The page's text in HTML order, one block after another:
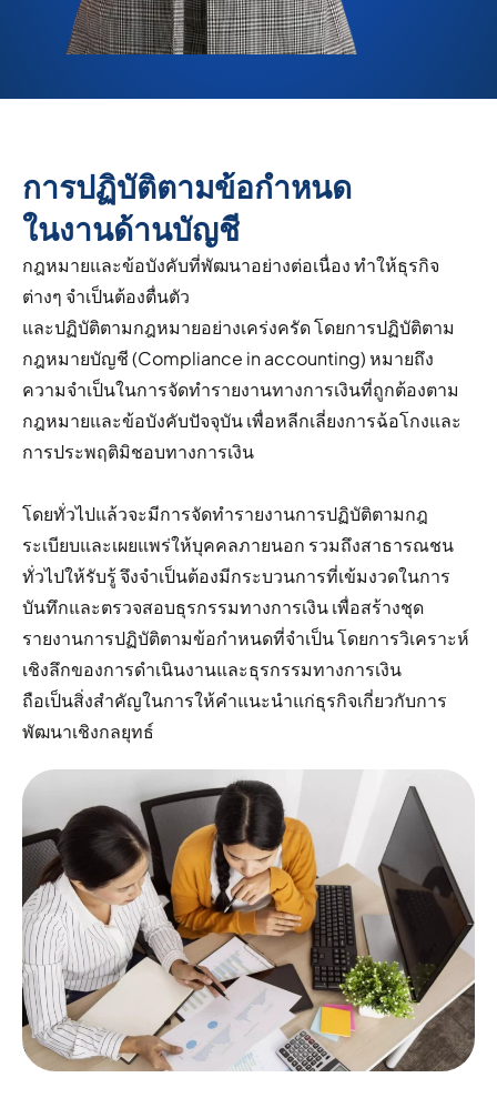
การปฏิบัติตามข้อกำหนด
ในงานด้านบัญชี
กฎหมายและข้อบังคับที่พัฒนาอย่างต่อเนื่อง ทำให้ธุรกิจ
ต่างๆ จำเป็นต้องตื่นตัว
และปฏิบัติตามกฎหมายอย่างเคร่งครัด โดยการปฏิบัติตาม
กฎหมายบัญชี (Compliance in accounting) หมายถึง
ความจำเป็นในการจัดทำรายงานทางการเงินที่ถูกต้องตาม
กฎหมายและข้อบังคับปัจจุบัน เพื่อหลีกเลี่ยงการฉ้อโกงและ
การประพฤติมิชอบทางการเงิน
โดยทั่วไปแล้วจะมีการจัดทำรายงานการปฏิบัติตามกฎ
ระเบียบและเผยแพร่ให้บุคคลภายนอก รวมถึงสาธารณชน
ทั่วไปให้รับรู้ จึงจำเป็นต้องมีกระบวนการที่เข้มงวดในการ
บันทึกและตรวจสอบธุรกรรมทางการเงิน เพื่อสร้างชุด
รายงานการปฏิบัติตามข้อกำหนดที่จำเป็น โดยการวิเคราะห์
เชิงลึกของการดำเนินงานและธุรกรรมทางการเงิน
ถือเป็นสิ่งสำคัญในการให้คำแนะนำแก่ธุรกิจเกี่ยวกับการ
พัฒนาเชิงกลยุทธ์